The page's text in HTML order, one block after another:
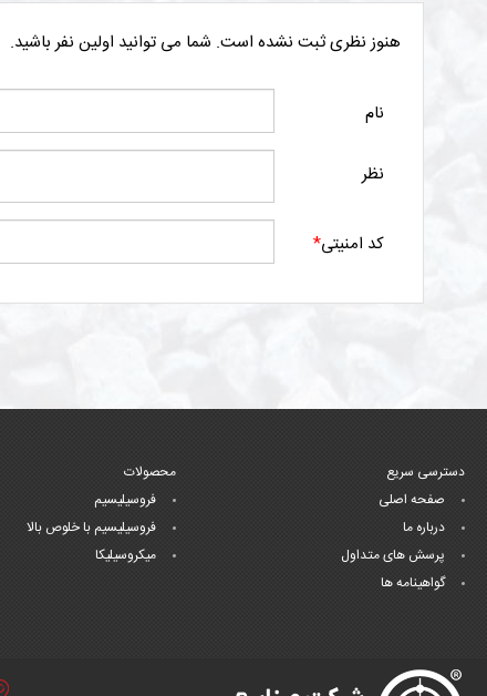
هنوز نظری ثبت نشده است. شما می توانید اولین نفر باشید.
نام
نظر
کد امنیتی*
دسترسی سریع
صفحه اصلی
درباره ما
پرسش های متداول
گواهینامه ها
محصولات
فروسیلیسیم
فروسیلیسیم با خلوص بالا
میکروسیلیکا